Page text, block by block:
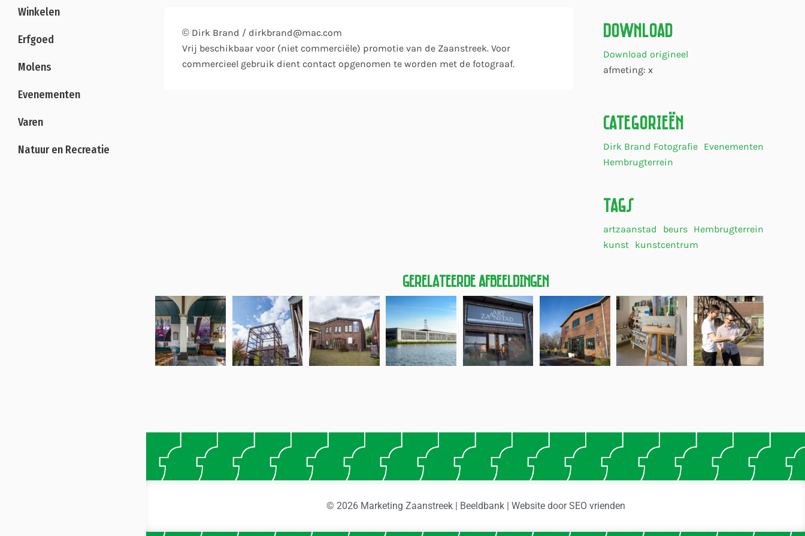
Winkelen
Erfgoed
Molens
Evenementen
Varen
Natuur en Recreatie
© Dirk Brand / dirkbrand@mac.com
Vrij beschikbaar voor (niet commerciële) promotie van de Zaanstreek. Voor
commercieel gebruik dient contact opgenomen te worden met de fotograaf.
Download
Download origineel
afmeting: x
Categorieën
Dirk Brand Fotografie Evenementen
Hembrugterrein
Tags
artzaanstad beurs Hembrugterrein
kunst kunstcentrum
Gerelateerde Afbeeldingen
© 2026 Marketing Zaanstreek | Beeldbank | Website doorSEO vrienden